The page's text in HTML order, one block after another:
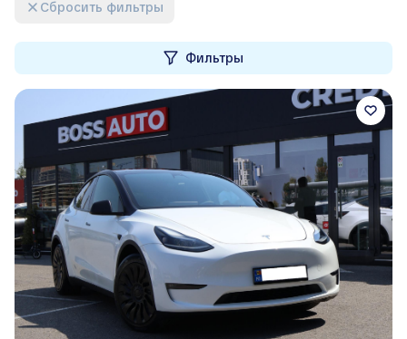
Сбросить фильтры
Фильтры